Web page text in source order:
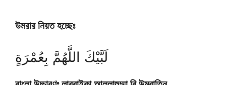
উমরার নিয়ত হচ্ছেঃ
لَبَّيْكَ اللَّهُمَّ بِعُمْرَةٍ